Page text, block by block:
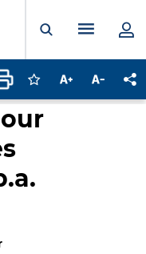
Ouvrir laMenu
Connectez-vous
Augmenter la